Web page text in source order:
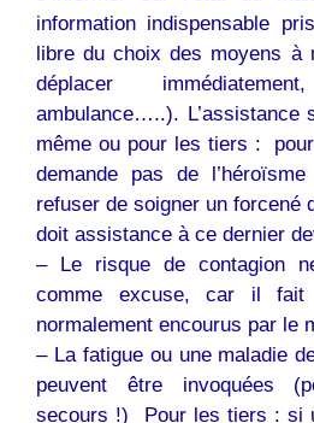
information indispensable
libre du choix des moyens
déplacer
ambulance…..). L’assistance
même ou pour les tiers : 
demande pas de
refuser de soigner un forcené
doit assistance à ce dernier
– Le risque de contagion
comme excuse, car il fait
normalement encourus par le
– La fatigue ou une maladie
peuvent être invoquées
secours !)  Pour les tiers : si